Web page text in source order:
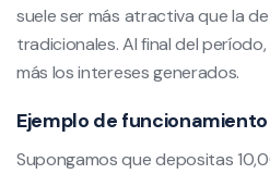
suele ser más atractiva que la
tradicionales. Al final del
más los intereses generados.
Ejemplo de funcionamiento
Supongamos que depositas